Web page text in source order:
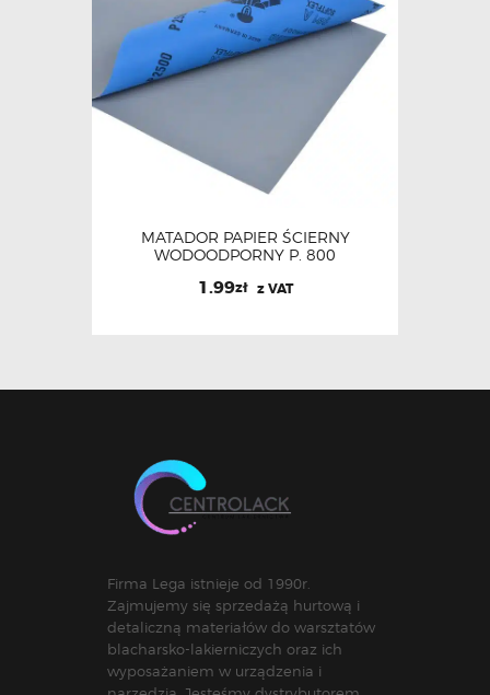
MATADOR PAPIER ŚCIERNY
WODOODPORNY P. 800
1.99zł z VAT
Firma Lega istnieje od 1990r.
Zajmujemy się sprzedażą hurtową i
detaliczną materiałów do warsztatów
blacharsko-lakierniczych oraz ich
wyposażaniem w urządzenia i